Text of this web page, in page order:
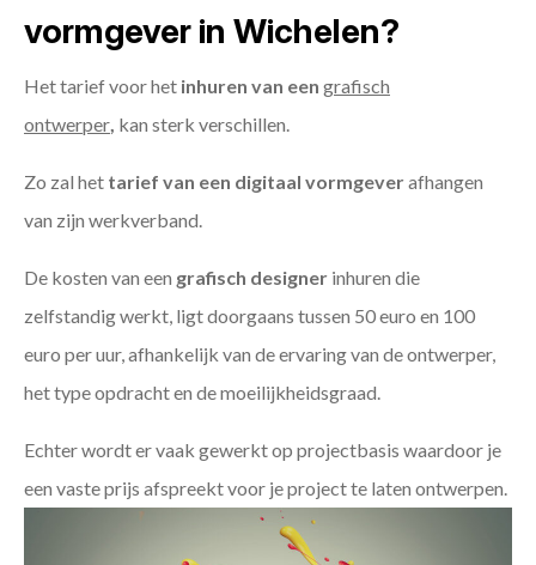
vormgever in Wichelen?
Het tarief voor het inhuren van een grafisch
ontwerper kan sterk verschillen.
Zo zal het tarief van een digitaal vormgeverafhangen
van zijn werkverband.
De kosten van een grafisch designer inhuren die
zelfstandig werkt, ligt doorgaans tussen 50 euro en 100
euro per uur, afhankelijk van de ervaring van de ontwerper,
het type opdracht en de moeilijkheidsgraad.
Echter wordt er vaak gewerkt op projectbasis waardoor je
een vaste prijs afspreekt voor je project te laten ontwerpen.